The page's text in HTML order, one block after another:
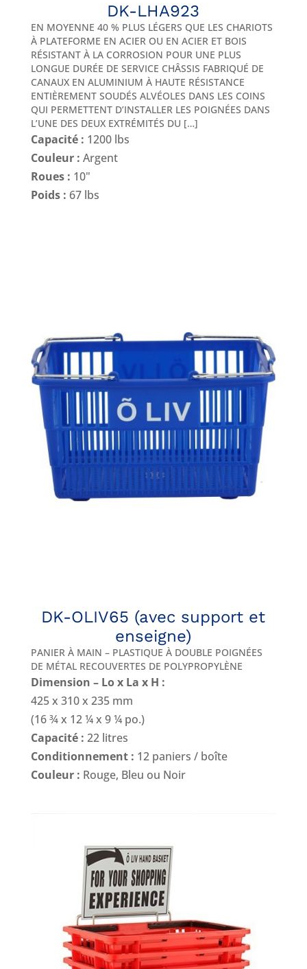
DK-LHA923
EN MOYENNE 40 % PLUS LÉGERS QUE LES CHARIOTS
À PLATEFORME EN ACIER OU EN ACIER ET BOIS
RÉSISTANT À LA CORROSION POUR UNE PLUS
LONGUE DURÉE DE SERVICE CHÂSSIS FABRIQUÉ DE
CANAUX EN ALUMINIUM À HAUTE RÉSISTANCE
ENTIÈREMENT SOUDÉS ALVÉOLES DANS LES COINS
QUI PERMETTENT D’INSTALLER LES POIGNÉES DANS
L’UNE DES DEUX EXTRÉMITÉS DU […]
Capacité : 1200 lbs
Couleur : Argent
Roues : 10"
Poids : 67 lbs
DK-OLIV65 (avec support et
enseigne)
PANIER À MAIN – PLASTIQUE À DOUBLE POIGNÉES
DE MÉTAL RECOUVERTES DE POLYPROPYLÈNE
Dimension – Lo x La x H :
425 x 310 x 235 mm
(16 ¾ x 12 ¼ x 9 ¼ po.)
Capacité : 22 litres
Conditionnement : 12 paniers / boîte
Couleur : Rouge, Bleu ou Noir